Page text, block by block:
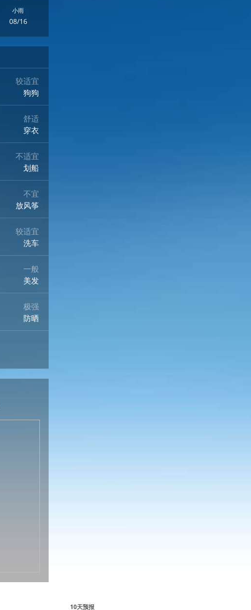
小雨
08/16
较适宜
狗狗
舒适
穿衣
不适宜
划船
不宜
放风筝
较适宜
洗车
一般
美发
极强
防晒
10天预报